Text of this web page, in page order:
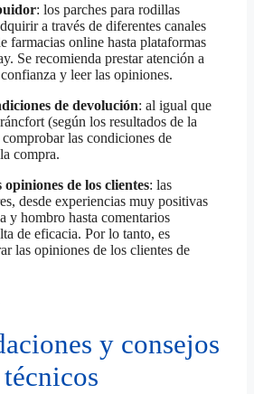
: los parches para rodillas
a través de diferentes canales
farmacias online hasta plataformas
Se recomienda prestar atención a
y leer las opiniones.
de devolución: al igual que
(según los resultados de la
las condiciones de
compra.
de los clientes: las
desde experiencias muy positivas
y hombro hasta comentarios
de eficacia. Por lo tanto, es
las opiniones de los clientes de
y consejos
técnicos